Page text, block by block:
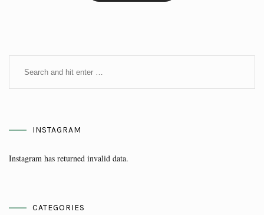
INSTAGRAM
Instagram has returned invalid data.
CATEGORIES